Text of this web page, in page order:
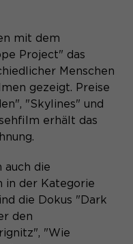
der Webseite mit,
die Rechte besitzt
des
auf der
ID, ohne
Daten.
mit dem
Project" das
Menschen
gezeigt. Preise
"Skylines" und
erhält das
auch die
in der Kategorie
die Dokus "Dark
den
"Wie